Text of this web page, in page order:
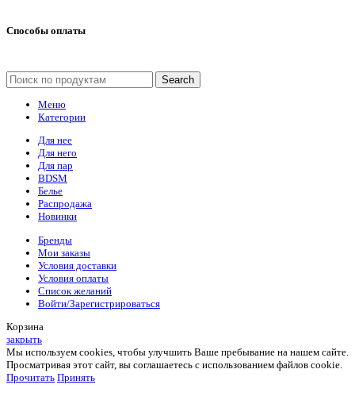
Способы оплаты
Search
Меню
Категории
Для нее
Для него
Для пар
BDSM
Белье
Распродажа
Новинки
Бренды
Мои заказы
Условия доставки
Условия оплаты
Список желаний
Войти/Зарегистрироваться
Корзина
закрыть
Мы используем cookies, чтобы улучшить Ваше пребывание на нашем сайте.
Просматривая этот сайт, вы соглашаетесь с использованием файлов cookie.
Прочитать Принять